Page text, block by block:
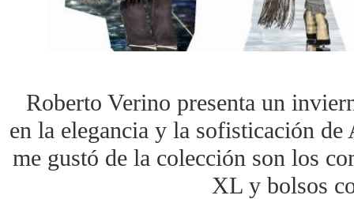
Roberto Verino presenta un
en la elegancia y la sofisticación
me gustó de la colección son los
XL y bolsos